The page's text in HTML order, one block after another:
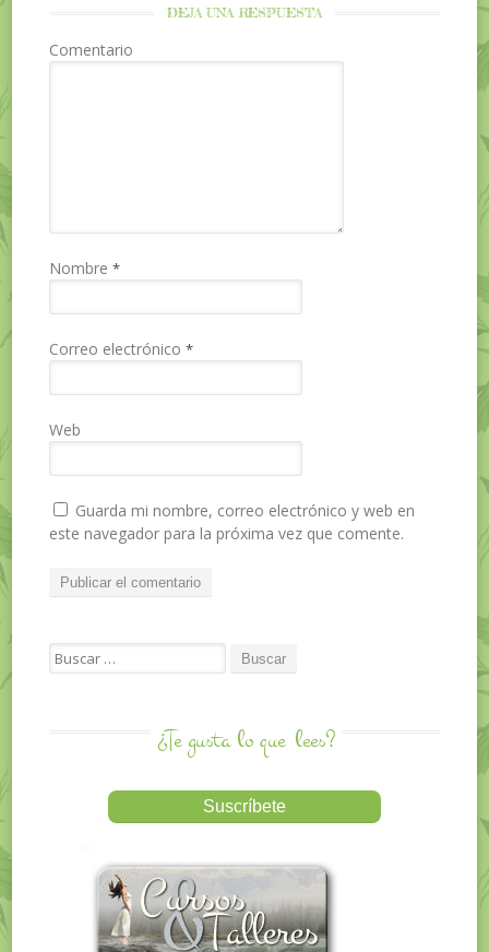
DEJA UNA RESPUESTA
Comentario
Nombre*
Correo electrónico*
Web
Guarda mi nombre, correo electrónico y web en
este navegador para la próxima vez que comente.
Search for:
¿Te gusta lo que lees?